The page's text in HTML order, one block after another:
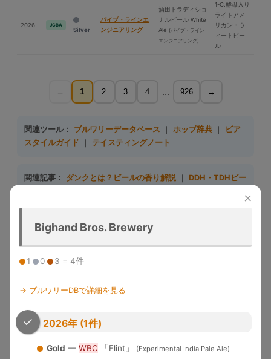
2026 JGBA
Silver
パイプ・ラインエ
ンジニアリング
酒⽥トラディショ
ナルビール White
Ale (パイプ・ライン
エンジニアリング)
1-C.酵⺟入り
ライトアメ
リカン・ウ
ィートビー
ル
1 2 3 4 ... 926 →
×
Bighand Bros. Brewery
1 0 3 = 4件
→ ブルワリーDBで詳細を見る
2026年 (1件)
Gold — WBC 「Flint」 (Experimental India Pale Ale)
関連ツール： ブルワリーデータベース ホップ辞典
ビア
スタイルガイド
テイスティングノート
関連記事： ダンクとは？ビールの香り解説
DDH・TDHビー
収録大会一覧（10大会）
Beer Festival
2025
Australian Intl
Beer Awards
AIBA
2025
「ビールのオリンピック」。世